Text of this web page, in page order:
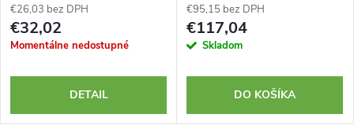
€26,03 bez DPH
€32,02
Momentálne nedostupné
DETAIL
€95,15 bez DPH
€117,04
Skladom
DO KOŠÍKA